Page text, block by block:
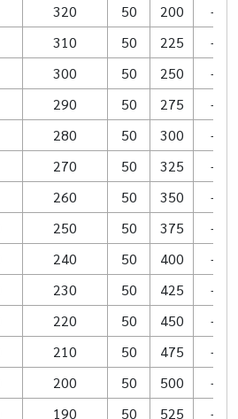
320 50 200
–
310 50 225
–
300 50 250
–
290 50 275
–
280 50 300
–
270 50 325
–
260 50 350
–
250 50 375
–
240 50 400
–
230 50 425
–
220 50 450
–
210 50 475
–
200 50 500
–
190 50 525 –